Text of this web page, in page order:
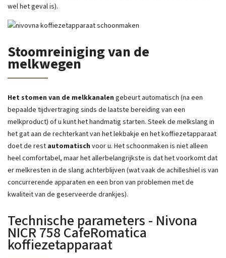
wel het geval is).
Stoomreiniging van de
melkwegen
Het stomen van de melkkanalen gebeurt automatisch (na een
bepaalde tijdvertraging sinds de laatste bereiding van een
melkproduct) of u kunt het handmatig starten. Steek de melkslang in
het gat aan de rechterkant van het lekbakje en het koffiezetapparaat
doet de rest automatisch voor u. Het schoonmaken is niet alleen
heel comfortabel, maar het allerbelangrijkste is dat het voorkomt dat
er melkresten in de slang achterblijven (wat vaak de achilleshiel is van
concurrerende apparaten en een bron van problemen met de
kwaliteit van de geserveerde drankjes).
Technische parameters - Nivona
NICR 758 CafeRomatica
koffiezetapparaat